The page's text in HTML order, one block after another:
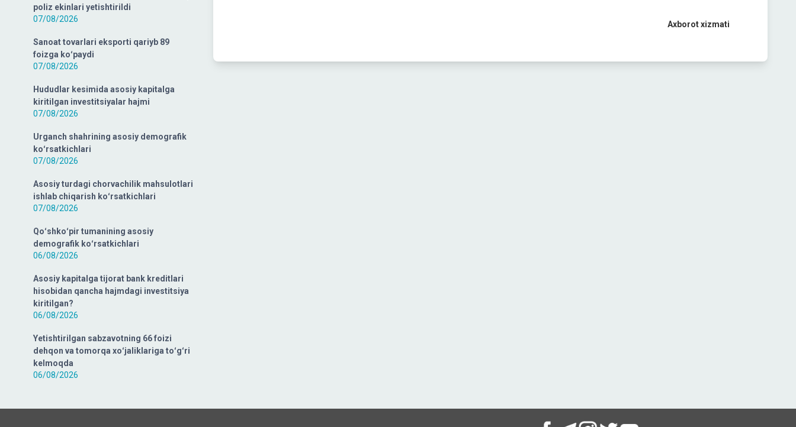
poliz ekinlari yetishtirildi
07/08/2026
Sanoat tovarlari eksporti qariyb 89
foizga koʻpaydi
07/08/2026
Hududlar kesimida asosiy kapitalga
kiritilgan investitsiyalar hajmi
07/08/2026
Urganch shahrining asosiy demografik
koʻrsatkichlari
07/08/2026
Asosiy turdagi chorvachilik mahsulotlari
ishlab chiqarish koʻrsatkichlari
07/08/2026
Qoʻshkoʻpir tumanining asosiy
demografik koʻrsatkichlari
06/08/2026
Asosiy kapitalga tijorat bank kreditlari
hisobidan qancha hajmdagi investitsiya
kiritilgan?
06/08/2026
Yetishtirilgan sabzavotning 66 foizi
dehqon va tomorqa xoʻjaliklariga toʻgʻri
kelmoqda
06/08/2026
Axborot xizmati